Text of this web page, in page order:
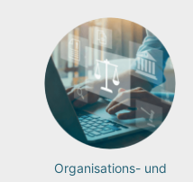
Organisations- und